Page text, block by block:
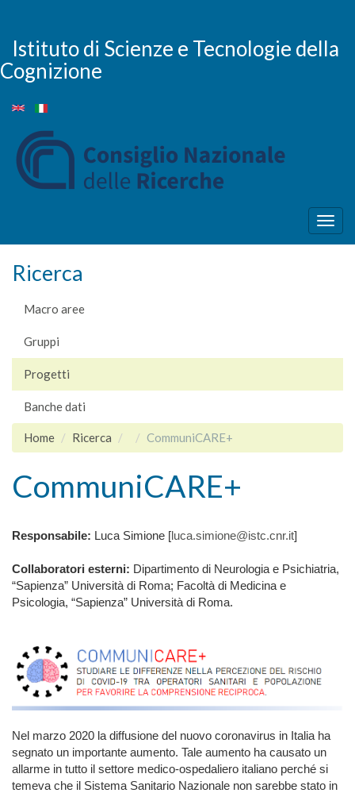
contenuto
principale
Istituto di Scienze e Tecnologie della
Cognizione
Ricerca
Macro aree
Gruppi
Progetti
Banche dati
Home Ricerca CommuniCARE+
CommuniCARE+
Responsabile: Luca Simione [luca.simione@istc.cnr.it]
Collaboratori esterni: Dipartimento di Neurologia e Psichiatria,
“Sapienza” Università di Roma; Facoltà di Medicina e
Psicologia, “Sapienza” Università di Roma.
banner_corto.png
Nel marzo 2020 la diffusione del nuovo coronavirus in Italia ha
segnato un importante aumento. Tale aumento ha causato un
allarme in tutto il settore medico-ospedaliero italiano perché si
temeva che il Sistema Sanitario Nazionale non sarebbe stato in